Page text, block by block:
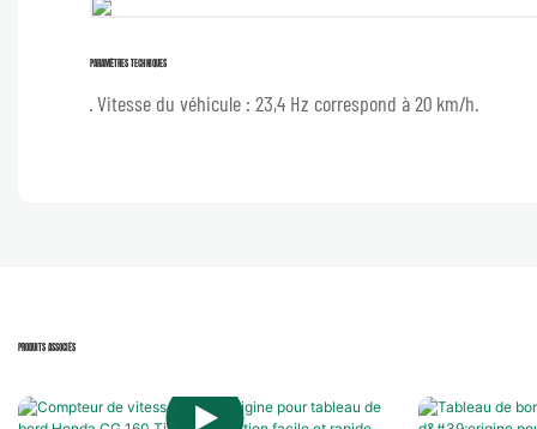
PARAMÈTRES TECHNIQUES
· Vitesse du véhicule : 23,4 Hz correspond à 20 km/h.
PRODUITS ASSOCIÉS